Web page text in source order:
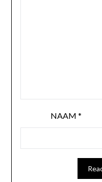
NAAM*